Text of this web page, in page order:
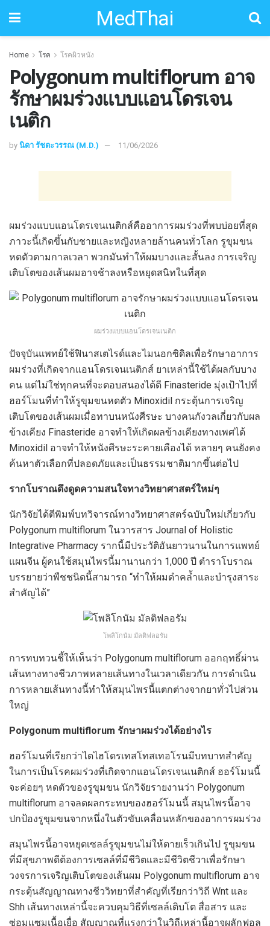
MedThai
Home โรค โรคผิวหนัง
Polygonum multiflorum อาจ
รักษาผมร่วงแบบแอนโดรเจน
เนติก
by นิดา รัชตะวรรณ (M.D.) 11/06/2026
ผมร่วงแบบแอนโดรเจนเนติกส์คืออาการผมร่วงที่พบบ่อยที่สุด
ภาวะนี้เกิดขึ้นกับชายและหญิงหลายล้านคนทั่วโลก รูขุมขน
หดตัวตามกาลเวลา พวกมันทำให้ผมบางและสั้นลง การเจริญ
เติบโตของเส้นผมอาจช้าลงหรือหยุดสนิทในที่สุด
ผมร่วงแบบแอนโดรเจนเนติก
ปัจจุบันแพทย์ใช้ฟินาสเตไรด์และไมนอกซิดิลเพื่อรักษาอาการ
ผมร่วงที่เกิดจากแอนโดรเจนเนติกส์ ยาเหล่านี้ใช้ได้ผลกับบาง
คน แต่ไม่ใช่ทุกคนที่จะตอบสนองได้ดี Finasteride มุ่งเป้าไปที่
ฮอร์โมนที่ทำให้รูขุมขนหดตัว Minoxidil กระตุ้นการเจริญ
เติบโตของเส้นผมเมื่อทาบนหนังศีรษะ บางคนกังวลเกี่ยวกับผล
ข้างเคียง Finasteride อาจทำให้เกิดผลข้างเคียงทางเพศได้
Minoxidil อาจทำให้หนังศีรษะระคายเคืองได้ หลายๆ คนยังคง
ค้นหาตัวเลือกที่ปลอดภัยและเป็นธรรมชาติมากขึ้นต่อไป
รากโบราณดึงดูดความสนใจทางวิทยาศาสตร์ใหม่ๆ
นักวิจัยได้ตีพิมพ์บทวิจารณ์ทางวิทยาศาสตร์ฉบับใหม่เกี่ยวกับ
Polygonum multiflorum ในวารสาร Journal of Holistic
Integrative Pharmacy รากนี้มีประวัติอันยาวนานในการแพทย์
แผนจีน ผู้คนใช้สมุนไพรนี้มานานกว่า 1,000 ปี ตำราโบราณ
บรรยายว่าพืชชนิดนี้สามารถ “ทำให้ผมดำคล้ำและบำรุงสาระ
สำคัญได้”
โพลิโกนัม มัลติฟลอรัม
การทบทวนชี้ให้เห็นว่า Polygonum multiflorum ออกฤทธิ์ผ่าน
เส้นทางทางชีวภาพหลายเส้นทางในเวลาเดียวกัน การดำเนิน
การหลายเส้นทางนี้ทำให้สมุนไพรนี้แตกต่างจากยาทั่วไปส่วน
ใหญ่
Polygonum multiflorum รักษาผมร่วงได้อย่างไร
ฮอร์โมนที่เรียกว่าไดไฮโดรเทสโทสเทอโรนมีบทบาทสำคัญ
ในการเป็นโรคผมร่วงที่เกิดจากแอนโดรเจนเนติกส์ ฮอร์โมนนี้
จะค่อยๆ หดตัวของรูขุมขน นักวิจัยรายงานว่า Polygonum
multiflorum อาจลดผลกระทบของฮอร์โมนนี้ สมุนไพรนี้อาจ
ปกป้องรูขุมขนจากหนึ่งในตัวขับเคลื่อนหลักของอาการผมร่วง
สมุนไพรนี้อาจหยุดเซลล์รูขุมขนไม่ให้ตายเร็วเกินไป รูขุมขน
ที่มีสุขภาพดีต้องการเซลล์ที่มีชีวิตและมีชีวิตชีวาเพื่อรักษา
วงจรการเจริญเติบโตของเส้นผม Polygonum multiflorum อาจ
กระตุ้นสัญญาณทางชีววิทยาที่สำคัญที่เรียกว่าวิถี Wnt และ
Shh เส้นทางเหล่านี้จะควบคุมวิธีที่เซลล์เติบโต สื่อสาร และ
ซ่อมแซมเนื้อเยื่อ สัญญาณที่แรงกว่าในวิถีเหล่านี้อาจผลักฟอล